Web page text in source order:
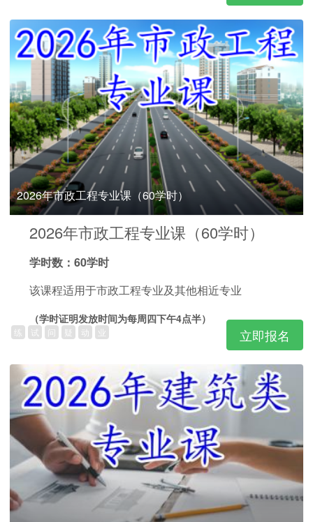
2026年市政工程专业课（60学时）
2026年市政工程专业课（60学时）
学时数：60学时
该课程适用于市政工程专业及其他相近专业
（学时证明发放时间为每周四下午4点半）
立即报名
练 试 问 疑 动 业